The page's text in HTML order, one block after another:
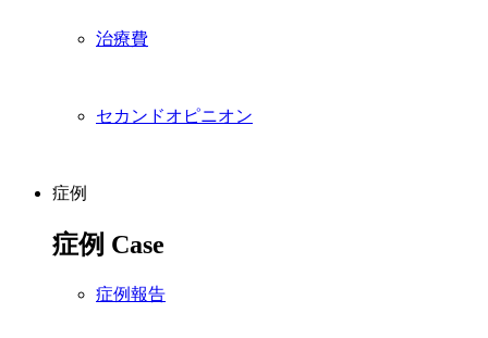
治療費
セカンドオピニオン
症例
症例 Case
症例報告